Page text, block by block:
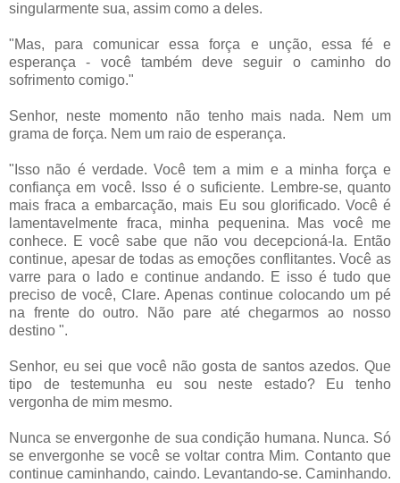
singularmente sua, assim como a deles.
"Mas, para comunicar essa força e unção, essa fé e
esperança - você também deve seguir o caminho do
sofrimento comigo."
Senhor, neste momento não tenho mais nada. Nem um
grama de força. Nem um raio de esperança.
"Isso não é verdade. Você tem a mim e a minha força e
confiança em você. Isso é o suficiente. Lembre-se, quanto
mais fraca a embarcação, mais Eu sou glorificado. Você é
lamentavelmente fraca, minha pequenina. Mas você me
conhece. E você sabe que não vou decepcioná-la. Então
continue, apesar de todas as emoções conflitantes. Você as
varre para o lado e continue andando. E isso é tudo que
preciso de você, Clare. Apenas continue colocando um pé
na frente do outro. Não pare até chegarmos ao nosso
destino ".
Senhor, eu sei que você não gosta de santos azedos. Que
tipo de testemunha eu sou neste estado? Eu tenho
vergonha de mim mesmo.
Nunca se envergonhe de sua condição humana. Nunca. Só
se envergonhe se você se voltar contra Mim. Contanto que
continue caminhando, caindo. Levantando-se. Caminhando.